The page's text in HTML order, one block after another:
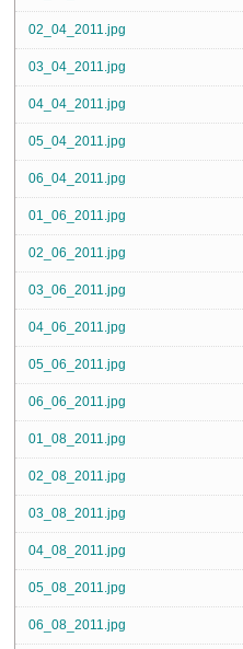
02_04_2011.jpg
03_04_2011.jpg
04_04_2011.jpg
05_04_2011.jpg
06_04_2011.jpg
01_06_2011.jpg
02_06_2011.jpg
03_06_2011.jpg
04_06_2011.jpg
05_06_2011.jpg
06_06_2011.jpg
01_08_2011.jpg
02_08_2011.jpg
03_08_2011.jpg
04_08_2011.jpg
05_08_2011.jpg
06_08_2011.jpg